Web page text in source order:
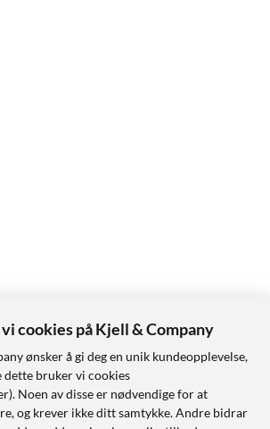
cookies på Kjell & Company
ønsker å gi deg en unik kundeopplevelse,
dette bruker vi cookies
Noen av disse er nødvendige for at
og krever ikke ditt samtykke. Andre bidrar